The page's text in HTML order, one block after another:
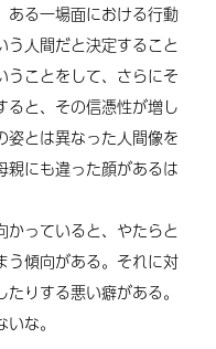
ある一場面における行動
人間だと決定すること
うことをして、さらにそ
ると、その信憑性が増し
姿とは異なった人間像を
親にも違った顔があるは
っていると、やたらと
う傾向がある。それに対
りする悪い癖がある。
な。